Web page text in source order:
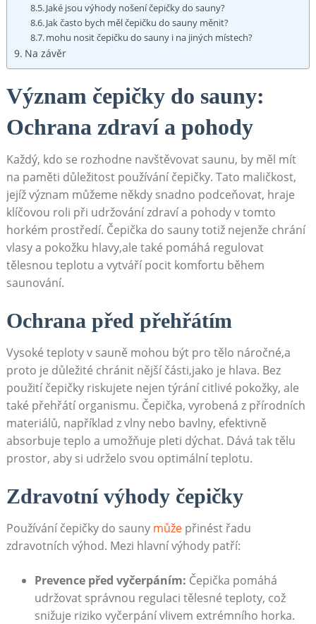
Jaké jsou výhody nošení čepičky do sauny?
Jak často bych měl čepičku do sauny měnit?
mohu nosit čepičku do sauny i na jiných místech?
Na závěr
Význam čepičky do sauny:
Ochrana zdraví a pohody
Každý, kdo se rozhodne navštěvovat saunu, by měl mít
na paměti důležitost používání čepičky. Tato maličkost,
jejíž význam můžeme někdy snadno podceňovat, hraje
klíčovou roli při udržování zdraví a pohody v tomto
horkém prostředí. Čepička do sauny totiž nejenže chrání
vlasy a pokožku hlavy,ale také pomáhá regulovat
tělesnou teplotu a vytváří pocit komfortu během
saunování.
Ochrana před přehřátím
Vysoké teploty v sauně mohou být pro tělo náročné,a
proto je důležité chránit nější části,jako je hlava. Bez
použití čepičky riskujete nejen týrání citlivé pokožky, ale
také přehřátí organismu. Čepička, vyrobená z přírodních
materiálů, například z vlny nebo bavlny, efektivně
absorbuje teplo a umožňuje pleti dýchat. Dává tak tělu
prostor, aby si udrželo svou optimální teplotu.
Zdravotní výhody čepičky
Používání čepičky do sauny můžepřinést řadu
zdravotních výhod. Mezi hlavní výhody patří:
Prevence před vyčerpáním: Čepička pomáhá
udržovat správnou regulaci tělesné teploty, což
snižuje riziko vyčerpání vlivem extrémního horka.